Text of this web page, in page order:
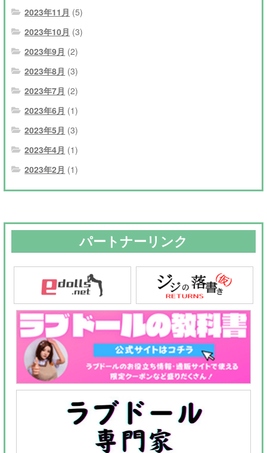
2023年11月 (5)
2023年10月 (3)
2023年9月 (2)
2023年8月 (3)
2023年7月 (2)
2023年6月 (1)
2023年5月 (3)
2023年4月 (1)
2023年2月 (1)
パートナーリンク